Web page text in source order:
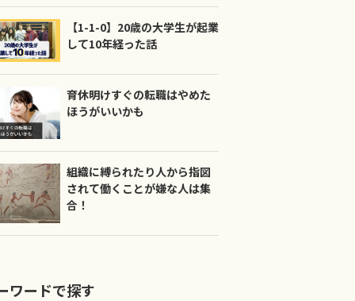
【1-1-0】20歳の大学生が起業
して10年経った話
育休明けすぐの転職はやめた
ほうがいいかも
組織に縛られたり人から指図
されて働くことが嫌な人は集
合！
ワードで探す